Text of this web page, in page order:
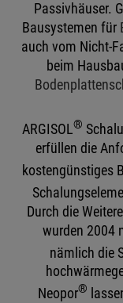
Passivhäuser.
Bausystemen für
auch vom Nicht-
beim
ARGISOL®
erfüllen die
kostengünstiges
Durch die
wurden 2004
nämlich die
Neopor®